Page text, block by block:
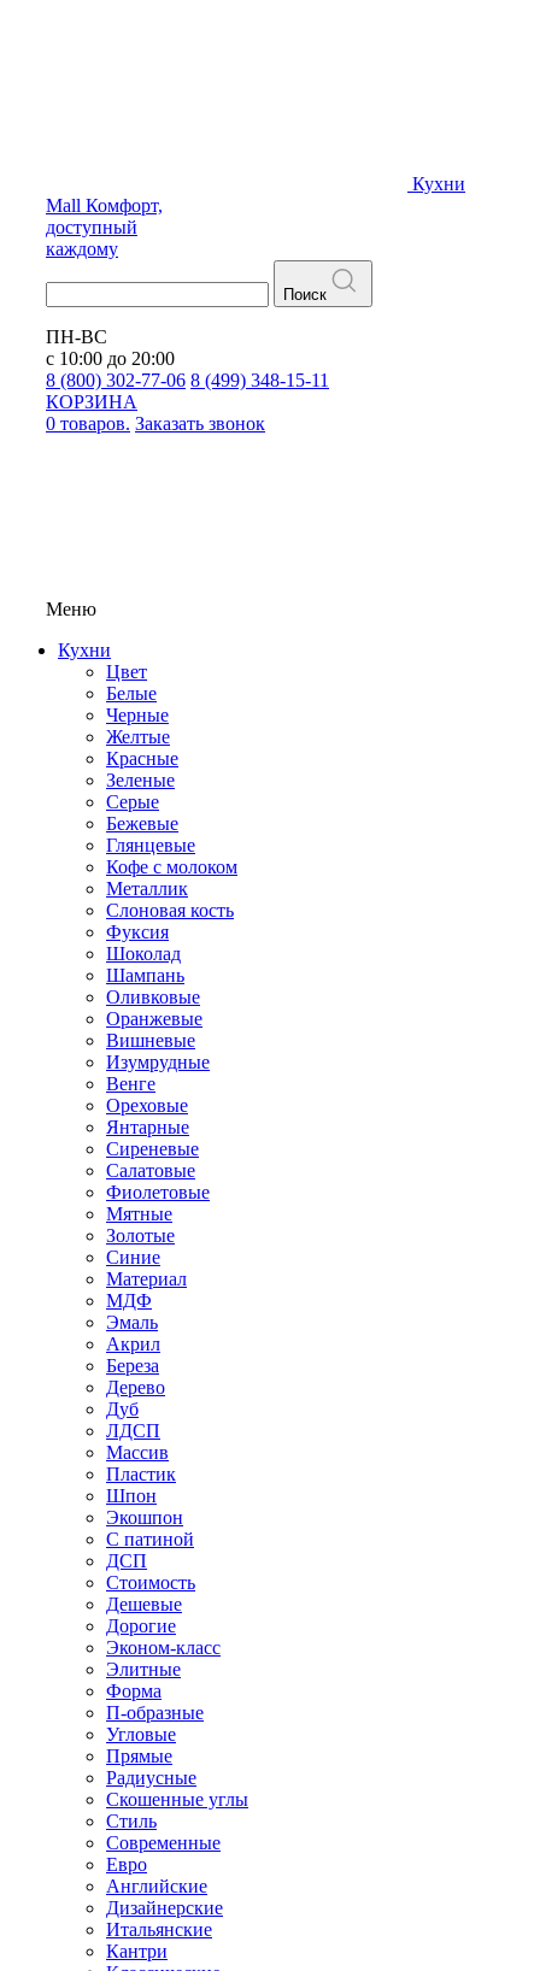
Кухни
Mall Комфорт,
доступный
каждому
Поиск
ПН-ВС
с 10:00 до 20:00
8 (800) 302-77-06 8 (499) 348-15-11
КОРЗИНА
0 товаров. Заказать звонок
Меню
Кухни
Цвет
Белые
Черные
Желтые
Красные
Зеленые
Серые
Бежевые
Глянцевые
Кофе с молоком
Металлик
Слоновая кость
Фуксия
Шоколад
Шампань
Оливковые
Оранжевые
Вишневые
Изумрудные
Венге
Ореховые
Янтарные
Сиреневые
Салатовые
Фиолетовые
Мятные
Золотые
Синие
Материал
МДФ
Эмаль
Акрил
Береза
Дерево
Дуб
ЛДСП
Массив
Пластик
Шпон
Экошпон
С патиной
ДСП
Стоимость
Дешевые
Дорогие
Эконом-класс
Элитные
Форма
П-образные
Угловые
Прямые
Радиусные
Скошенные углы
Стиль
Современные
Евро
Английские
Дизайнерские
Итальянские
Кантри